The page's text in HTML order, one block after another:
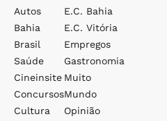
Autos
Bahia
Brasil
Saúde
Cineinsite
Concursos
Cultura
E.c. Bahia
E.c. Vitória
Empregos
Gastronomia
Muito
Mundo
Opinião